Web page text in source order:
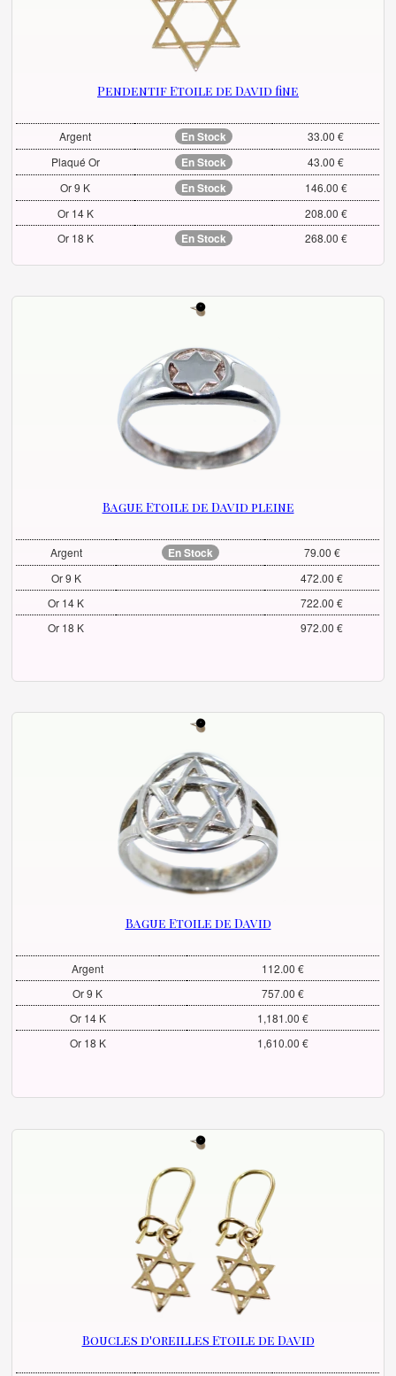
Pendentif Etoile de David fine
Argent En Stock
33.00 €
Plaqué Or
En Stock
43.00 €
Or 9 K
En Stock
146.00 €
Or 14 K
208.00 €
Or 18 K
En Stock 268.00 €
Bague Etoile de David pleine
Argent En Stock
79.00 €
Or 9 K
472.00 €
Or 14 K
722.00 €
Or 18 K
972.00 €
Bague Etoile de David
Argent
112.00 €
Or 9 K
757.00 €
Or 14 K
1,181.00 €
Or 18 K
1,610.00 €
Boucles d'oreilles Etoile de David